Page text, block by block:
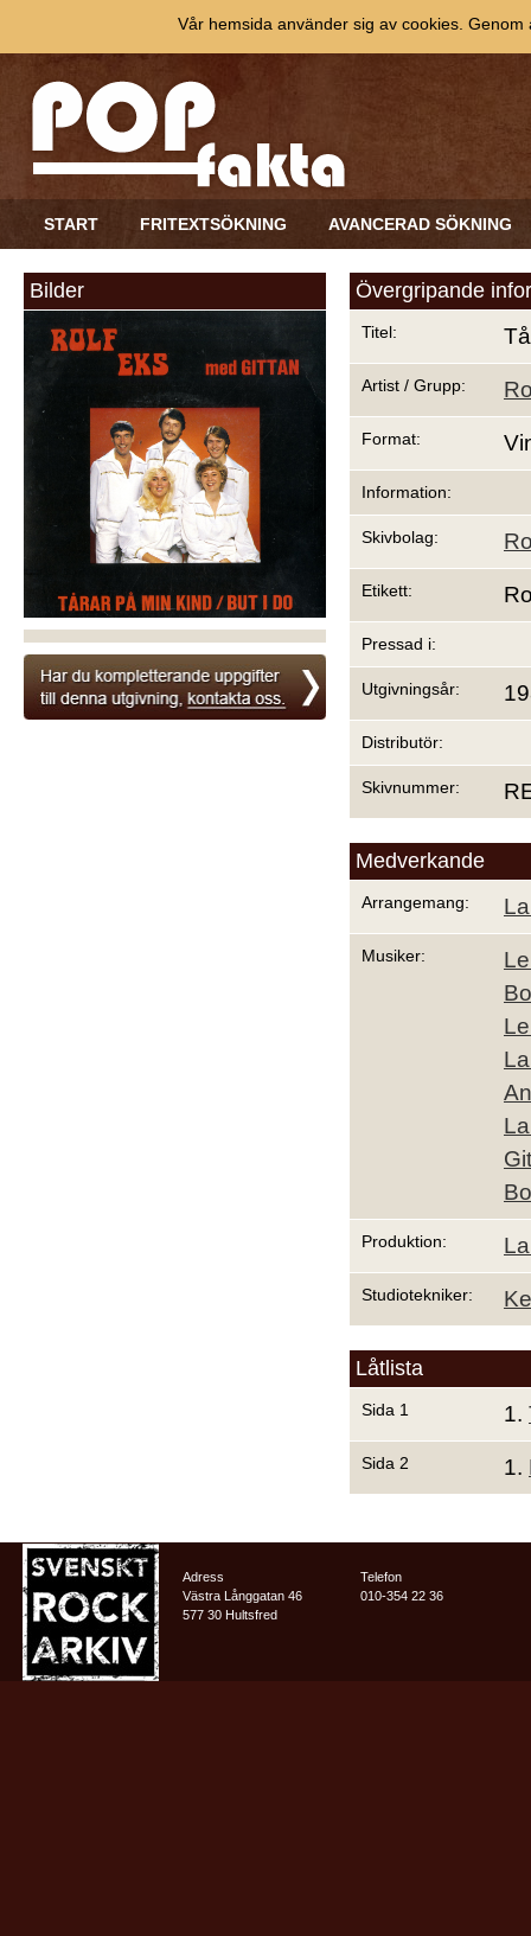
START FRITEXTSÖKNING AVANCERAD SÖKNING
Bilder Övergripande
Titel:
Artist / Grupp:
Format:
Information:
Skivbolag:
Etikett:
Pressad i:
Utgivningsår:
Distributör:
Skivnummer:
Medverkande
Arrangemang:
Musiker:
Produktion:
Studiotekniker:
Låtlista
Sida 1 1.
Sida 2 1.
Adress
Västra Långgatan 46
577 30 Hultsfred
Telefon
010-354 22 36
Vår hemsida använder sig av cookies.